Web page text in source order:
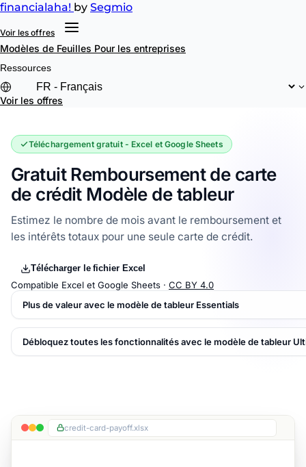
financialaha! by Segmio
Voir les offres
Modèles de Feuilles Pour les entreprises
Ressources
Voir les offres
Téléchargement gratuit - Excel et Google Sheets
Gratuit Remboursement de carte
de crédit Modèle de tableur
Estimez le nombre de mois avant le remboursement et
les intérêts totaux pour une seule carte de crédit.
Télécharger le fichier Excel
Compatible Excel et Google Sheets · CC BY 4.0
Plus de valeur avec le modèle de tableur Essentials
Débloquez toutes les fonctionnalités avec le modèle de tableur
credit-card-payoff.xlsx